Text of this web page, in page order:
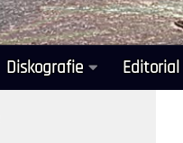
Diskografie Editorial